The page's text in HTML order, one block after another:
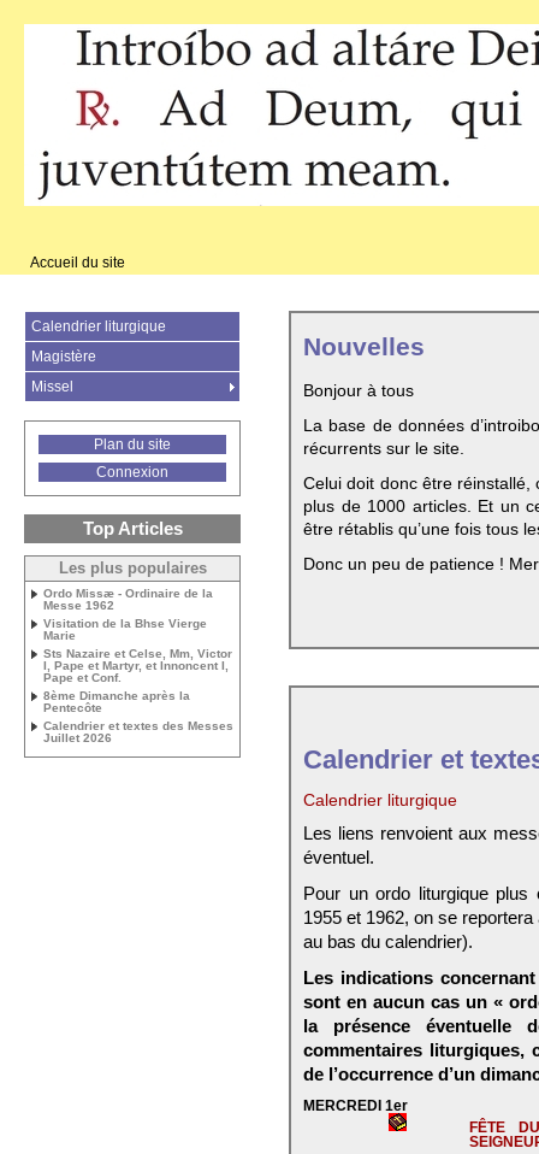
Accueil du site
Nouvelles
Bonjour à tous
La base de données
récurrents sur le site.
Celui doit donc être
plus de 1000 articles. Et un
être rétablis qu’une fois tous
Donc un peu de patience !
Calendrier et
Calendrier liturgique
Les liens renvoient aux
éventuel.
Pour un ordo liturgique plus
1955 et 1962, on se
au bas du calendrier).
Les indications
sont en aucun cas un «
la présence éventuelle
commentaires liturgiques,
de l’occurrence d’un
MERCREDI 1er
FÊTE
Calendrier liturgique
Magistère
Missel
Plan du site
Connexion
Top Articles
Les plus populaires
Ordo Missæ - Ordinaire de la
Messe 1962
Visitation de la Bhse Vierge
Marie
Sts Nazaire et Celse, Mm, Victor
I, Pape et Martyr, et Innoncent I,
Pape et Conf.
8ème Dimanche après la
Pentecôte
Calendrier et textes des Messes
Juillet 2026